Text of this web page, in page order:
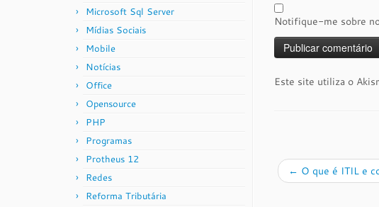
Microsoft Sql Server
Mídias Sociais
Mobile
Notícias
Office
Opensource
PHP
Programas
Protheus 12
Redes
Reforma Tributária
Notifique-me sobre
Este site utiliza o
← O que é ITIL e